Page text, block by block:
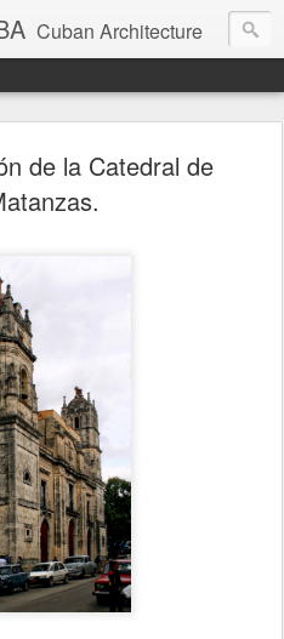
Cuban Architecture
de la Catedral de